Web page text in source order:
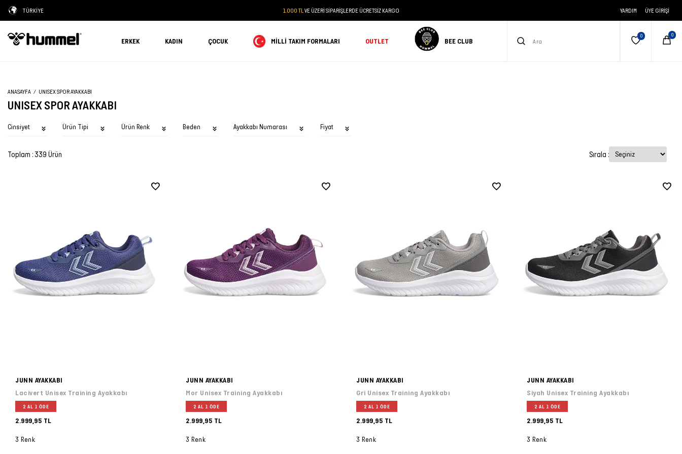
TÜRKİYE 1.000 TL VE ÜZERİ SİPARİŞLERDE ÜCRETSİZ KARGO YARDIM ÜYE GIRIŞI
ERKEK KADIN ÇOCUK MILLI TAKIM FORMALARI OUTLET BEE CLUB
ANASAYFA UNISEX SPOR AYAKKABI
UNISEX SPOR AYAKKABI
Cinsiyet Ürün Tipi Ürün Renk Beden Ayakkabı Numarası Fiyat
Toplam : 339 Ürün Sırala :
JUNN AYAKKABI
Lacivert Unisex Training Ayakkabı
2 AL 1 ÖDE
2.999,95 TL
3 Renk
JUNN AYAKKABI
Mor Unisex Training Ayakkabı
2 AL 1 ÖDE
2.999,95 TL
3 Renk
JUNN AYAKKABI
Gri Unisex Training Ayakkabı
2 AL 1 ÖDE
2.999,95 TL
3 Renk
JUNN AYAKKABI
Siyah Unisex Training Ayakkabı
2 AL 1 ÖDE
2.999,95 TL
3 Renk